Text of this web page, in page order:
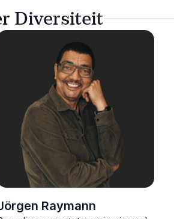
Diversiteit
Raymann